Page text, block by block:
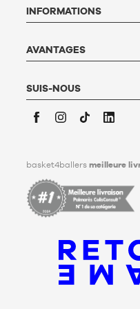
Basket4Ballers, 104 rue de
compléter le formulaire «
Basket4Ballers informe
vivant, des directives
personnelles après son
INFORMATIONS
AVANTAGES
SUIS-NOUS
basket4ballers meilleure